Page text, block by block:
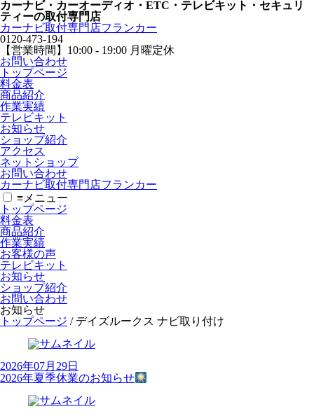
カーナビ・カーオーディオ・ETC・テレビキット・セキュリ
ティーの取付専門店
カーナビ取付専⾨店フランカー
0120-473-194
【営業時間】 10:00 - 19:00 月曜定休
お問い合わせ
トップページ
料金表
商品紹介
作業実績
テレビキット
お知らせ
ショップ紹介
アクセス
ネットショップ
お問い合わせ
カーナビ取付専⾨店フランカー
≡ メニュー
トップページ
料金表
商品紹介
作業実績
お客様の声
テレビキット
お知らせ
ショップ紹介
お問い合わせ
お知らせ
トップページ / デイズルークス ナビ取り付け
2026年07月29日
2026年夏季休業のお知らせ